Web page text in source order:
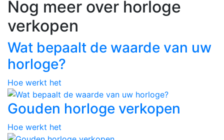
Nog meer over horloge
verkopen
Wat bepaalt de waarde van uw
horloge?
Hoe werkt het
Gouden horloge verkopen
Hoe werkt het